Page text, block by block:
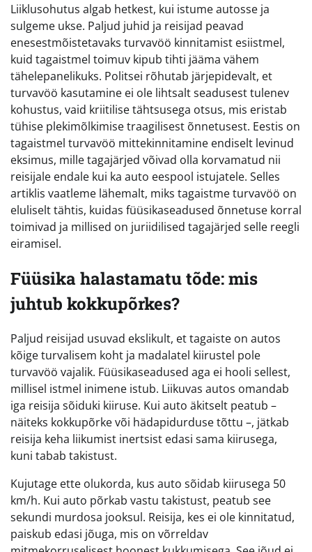
Liiklusohutus algab hetkest, kui istume autosse ja
sulgeme ukse. Paljud juhid ja reisijad peavad
enesestmõistetavaks turvavöö kinnitamist esiistmel,
kuid tagaistmel toimuv kipub tihti jääma vähem
tähelepanelikuks. Politsei rõhutab järjepidevalt, et
turvavöö kasutamine ei ole lihtsalt seadusest tulenev
kohustus, vaid kriitilise tähtsusega otsus, mis eristab
tühise plekimõlkimise traagilisest õnnetusest. Eestis on
tagaistmel turvavöö mittekinnitamine endiselt levinud
eksimus, mille tagajärjed võivad olla korvamatud nii
reisijale endale kui ka auto eespool istujatele. Selles
artiklis vaatleme lähemalt, miks tagaistme turvavöö on
eluliselt tähtis, kuidas füüsikaseadused õnnetuse korral
toimivad ja millised on juriidilised tagajärjed selle reegli
eiramisel.
Füüsika halastamatu tõde: mis
juhtub kokkupõrkes?
Paljud reisijad usuvad ekslikult, et tagaiste on autos
kõige turvalisem koht ja madalatel kiirustel pole
turvavöö vajalik. Füüsikaseadused aga ei hooli sellest,
millisel istmel inimene istub. Liikuvas autos omandab
iga reisija sõiduki kiiruse. Kui auto äkitselt peatub –
näiteks kokkupõrke või hädapidurduse tõttu –, jätkab
reisija keha liikumist inertsist edasi sama kiirusega,
kuni tabab takistust.
Kujutage ette olukorda, kus auto sõidab kiirusega 50
km/h. Kui auto põrkab vastu takistust, peatub see
sekundi murdosa jooksul. Reisija, kes ei ole kinnitatud,
paiskub edasi jõuga, mis on võrreldav